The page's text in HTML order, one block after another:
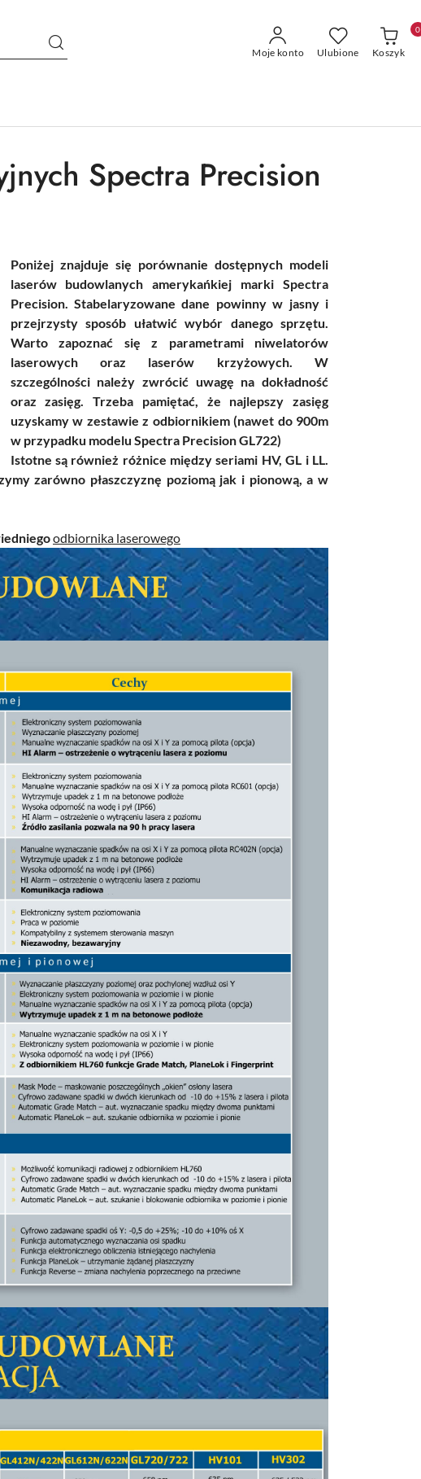
Moje konto Ulubione Koszyk
0
Spectra Precision
Poniżej znajduje się porównanie dostępnych modeli
laserów budowlanych amerykańkiej marki Spectra
Precision. Stabelaryzowane dane powinny w jasny i
przejrzysty sposób ułatwić wybór danego sprzętu.
Warto zapoznać się z parametrami niwelatorów
laserowych oraz laserów krzyżowych. W
szczególności należy zwrócić uwagę na dokładność
oraz zasięg. Trzeba pamiętać, że najlepszy zasięg
uzyskamy w zestawie z odbiornikiem (nawet do 900m
w przypadku modelu Spectra Precision GL722)
Istotne są również różnice między seriami HV, GL i LL.
zarówno płaszczyznę poziomą jak i pionową, a w
odbiornika laserowego